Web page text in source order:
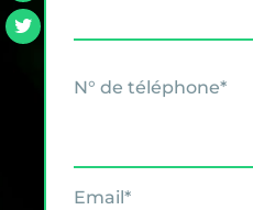
N° de téléphone*
Email*